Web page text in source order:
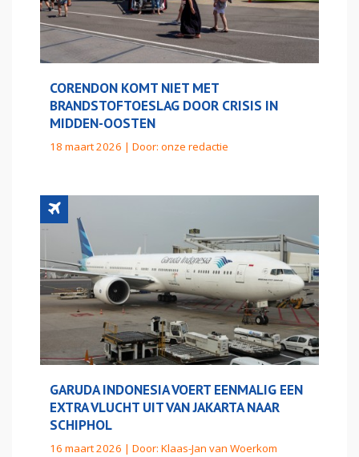
CORENDON KOMT NIET MET
BRANDSTOFTOESLAG DOOR CRISIS IN
MIDDEN-OOSTEN
18 maart 2026 | Door: onze redactie
GARUDA INDONESIA VOERT EENMALIG EEN
EXTRA VLUCHT UIT VAN JAKARTA NAAR
SCHIPHOL
16 maart 2026 | Door: Klaas-Jan van Woerkom